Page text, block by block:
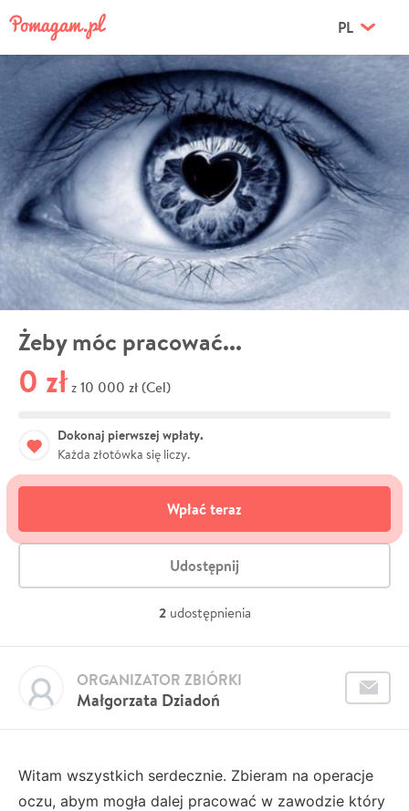
PL
Żeby móc pracować...
0 zł z 10 000 zł (Cel)
Dokonaj pierwszej wpłaty.
Każda złotówka się liczy.
Wpłać teraz
Udostępnij
2 udostępnienia
Małgorzata Dziadoń
ORGANIZATOR ZBIÓRKI
Witam wszystkich serdecznie. Zbieram na operacje
oczu, abym mogła dalej pracować w zawodzie który